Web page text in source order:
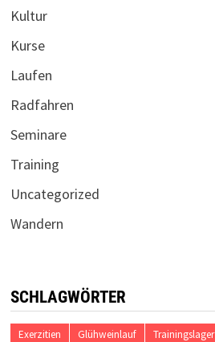
Kultur
Kurse
Laufen
Radfahren
Seminare
Training
Uncategorized
Wandern
SCHLAGWÖRTER
Exerzitien Glühweinlauf Trainingslager